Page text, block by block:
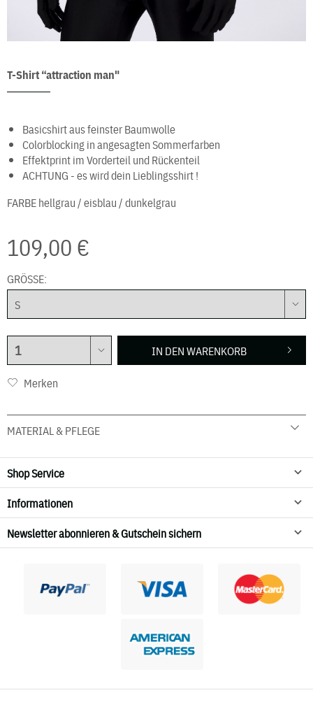
T-Shirt “attraction man"
Basicshirt aus feinster Baumwolle
Colorblocking in angesagten Sommerfarben
Effektprint im Vorderteil und Rückenteil
ACHTUNG - es wird dein Lieblingsshirt !
FARBEhellgrau / eisblau / dunkelgrau
109,00 €
GRÖSSE:
IN DENWARENKORB
Merken
MATERIAL & PFLEGE
92 % Bauwolle 8 % Elasthan
30° C Schonwäsche
Nicht in den Wäschetrockner geben
Shop Service
Informationen
Newsletter abonnieren & Gutschein sichern